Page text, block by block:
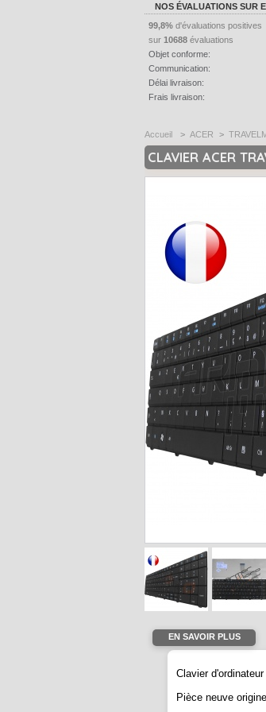
NOS ÉVALUATIONS SUR
99,8% d'évaluations positives
sur 10688 évaluations
Objet conforme:
Communication:
Délai livraison:
Frais livraison:
Accueil > ACER >
CLAVIER ACER
EN SAVOIR PLUS
Clavier
Pièce neuve